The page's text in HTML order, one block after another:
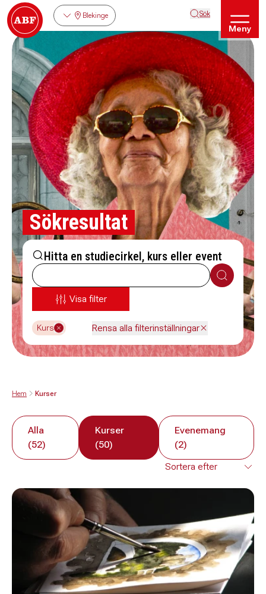
Blekinge Sök
Meny
Sökresultat
Hitta en studiecirkel, kurs eller event
Sök
Visa filter
Kurs Rensa alla filterinställningar
Hem Kurser
Alla
(52)
Kurser
(50)
Evenemang
(2)